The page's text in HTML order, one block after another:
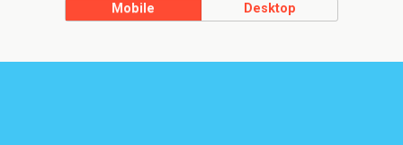
Mobile Desktop